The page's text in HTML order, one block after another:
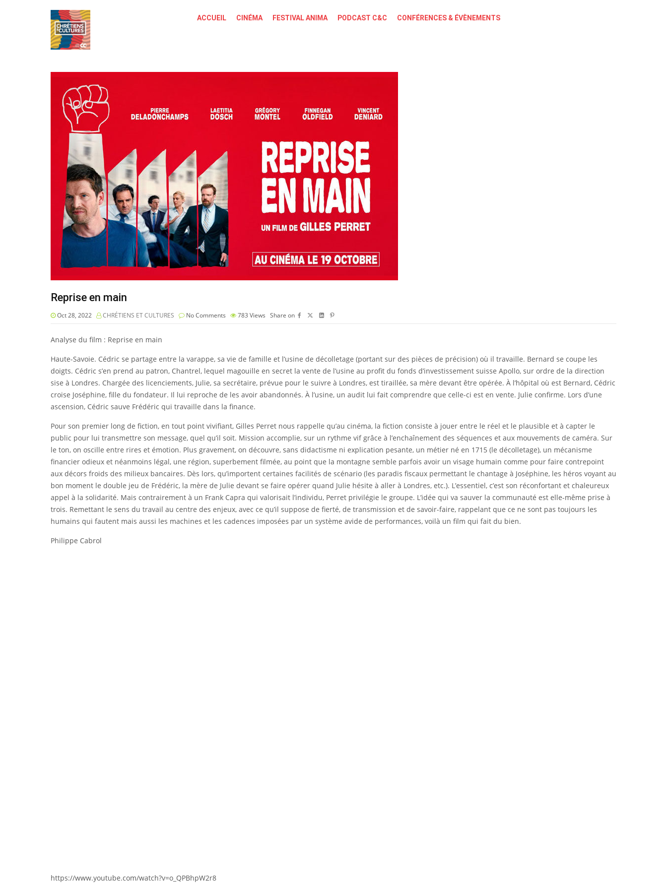
ACCUEIL CINÉMA FESTIVAL ANIMA PODCAST C&C CONFÉRENCES & ÉVÈNEMENTS
Reprise en main
Oct 28, 2022 CHRÉTIENS ET CULTURES No Comments 783 Views Share on
Analyse du film : Reprise en main
Haute-Savoie. Cédric se partage entre la varappe, sa vie de famille et l’usine de décolletage (portant sur des pièces de précision) où il travaille. Bernard se coupe les
doigts. Cédric s’en prend au patron, Chantrel, lequel magouille en secret la vente de l’usine au profit du fonds d’investissement suisse Apollo, sur ordre de la direction
sise à Londres. Chargée des licenciements, Julie, sa secrétaire, prévue pour le suivre à Londres, est tiraillée, sa mère devant être opérée. À l’hôpital où est Bernard, Cédric
croise Joséphine, fille du fondateur. Il lui reproche de les avoir abandonnés. À l’usine, un audit lui fait comprendre que celle-ci est en vente. Julie confirme. Lors d’une
ascension, Cédric sauve Frédéric qui travaille dans la finance.
Pour son premier long de fiction, en tout point vivifiant, Gilles Perret nous rappelle qu’au cinéma, la fiction consiste à jouer entre le réel et le plausible et à capter le
public pour lui transmettre son message, quel qu’il soit. Mission accomplie, sur un rythme vif grâce à l’enchaînement des séquences et aux mouvements de caméra. Sur
le ton, on oscille entre rires et émotion. Plus gravement, on découvre, sans didactisme ni explication pesante, un métier né en 1715 (le décolletage), un mécanisme
financier odieux et néanmoins légal, une région, superbement filmée, au point que la montagne semble parfois avoir un visage humain comme pour faire contrepoint
aux décors froids des milieux bancaires. Dès lors, qu’importent certaines facilités de scénario (les paradis fiscaux permettant le chantage à Joséphine, les héros voyant au
bon moment le double jeu de Frédéric, la mère de Julie devant se faire opérer quand Julie hésite à aller à Londres, etc.). L’essentiel, c’est son réconfortant et chaleureux
appel à la solidarité. Mais contrairement à un Frank Capra qui valorisait l’individu, Perret privilégie le groupe. L’idée qui va sauver la communauté est elle-même prise à
trois. Remettant le sens du travail au centre des enjeux, avec ce qu’il suppose de fierté, de transmission et de savoir-faire, rappelant que ce ne sont pas toujours les
humains qui fautent mais aussi les machines et les cadences imposées par un système avide de performances, voilà un film qui fait du bien.
Philippe Cabrol
https://www.youtube.com/watch?v=o_QPBhpW2r8